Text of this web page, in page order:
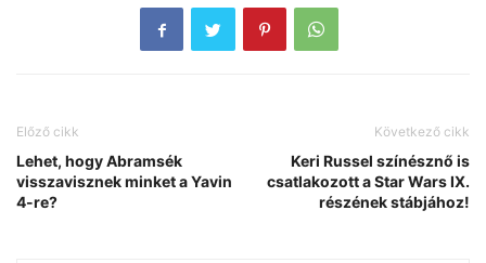
Előző cikk
Lehet, hogy Abramsék
visszavisznek minket a Yavin
4-re?
Következő cikk
Keri Russel színésznő is
csatlakozott a Star Wars IX.
részének stábjához!